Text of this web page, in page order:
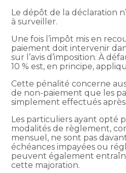
Le dépôt de la déclaration
à surveiller.
Une fois l’impôt mis en
paiement doit intervenir
sur l’avis d’imposition. À
10 % est, en principe,
Cette pénalité concerne
de non-paiement que les
simplement effectués après
Les particuliers ayant opté
modalités de règlement,
mensuel, ne sont pas
échéances impayées ou
peuvent également
cette majoration.